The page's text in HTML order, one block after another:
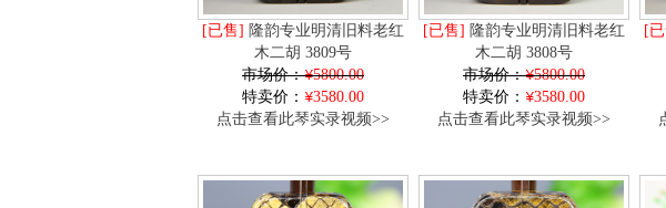
[已售] 隆韵专业明清旧料老红
木二胡 3809号
市场价： 5800.00
特卖价：
3580.00
点击查看此琴实录视频>>
[已售] 隆韵专业明清旧料老红
木二胡 3808号
市场价： 5800.00
特卖价：
3580.00
点击查看此琴实录视频>>
[